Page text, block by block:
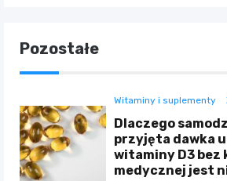
Pozostałe
Witaminy i suplementy
Dlaczego
przyjęta dawka
witaminy D3
medycznej jest